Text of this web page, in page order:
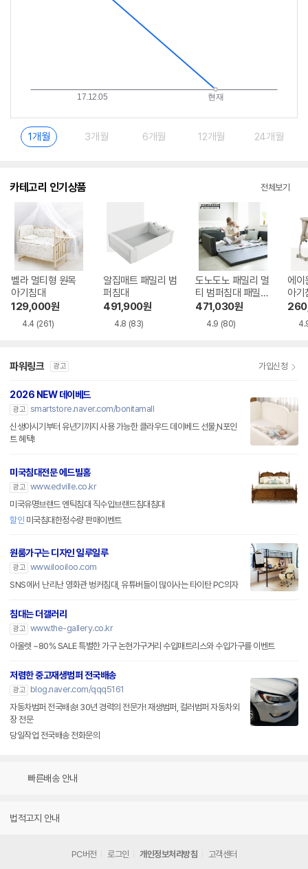
1개월 3개월 6개월 12개월 24개월
카테고리 인기상품 전체보기
벨라 멀티형 원목
아기침대
129,000원
4.4 (261)
알집매트 패밀리 범
퍼침대
491,900원
4.8 (83)
도노도노 패밀리 멀
티 범퍼침대 패밀리
킹
471,030원
4.9 (80)
에이
아기
파워링크 광고 가입신청
2026 NEW 데이베드
광고 smartstore.naver.com/bonitamall
신생아시기부터 유년기까지 사용 가능한 클라우드 데이베드 선물,N포인
트 혜택!
미국침대전문 에드빌홈
광고 www.edville.co.kr
미국유명브랜드 엔틱침대 직수입브랜드침대침대
할인 미국침대한정수량 판매이벤트
원룸가구는 디자인 일루일루
광고 www.ilooiloo.com
SNS에서 난리난 영화관 벙커침대, 유튜버들이 많이사는 타이탄 PC의자
침대는 더갤러리
광고 www.the-gallery.co.kr
아울렛 ~80% SALE 특별한 가구 논현가구거리 수입매트리스와 수입가구를 이벤트
저렴한 중고재생범퍼 전국배송
광고
blog.naver.com/qqq5161
자동차범퍼 전국배송! 30년 경력의 전문가! 재생범퍼, 컬러범퍼 자동차외
장 전문
당일작업 전국배송 전화문의
빠른배송 안내
법적고지 안내
PC버전 로그인 개인정보처리방침 고객센터